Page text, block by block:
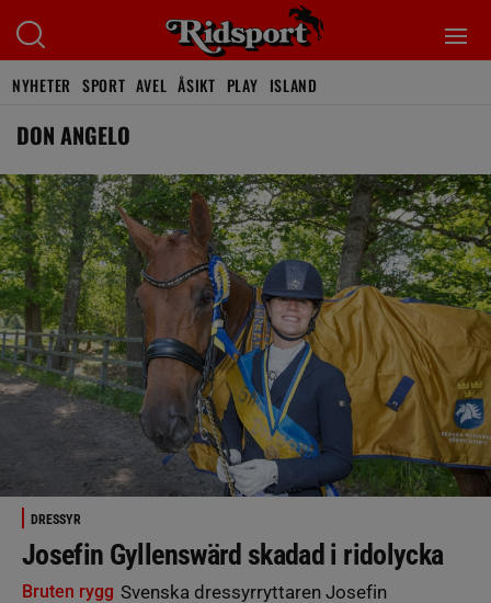
NYHETER SPORT AVEL ÅSIKT PLAY ISLAND
DON ANGELO
DRESSYR
Josefin Gyllenswärd skadad i ridolycka
Bruten rygg Svenska dressyrryttaren Josefin